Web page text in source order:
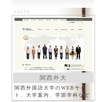
aa134
関西外大
関西外国語大学のWEBサイ
ト、大学案内、学部学科など